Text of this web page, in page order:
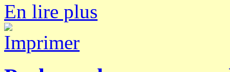
En lire plus